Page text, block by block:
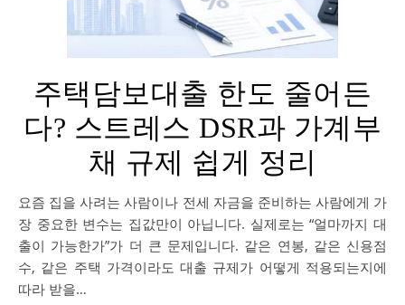
주택담보대출 한도 줄어든
다? 스트레스 DSR과 가계부
채 규제 쉽게 정리
요즘 집을 사려는 사람이나 전세 자금을 준비하는 사람에게 가
장 중요한 변수는 집값만이 아닙니다. 실제로는 “얼마까지 대
출이 가능한가”가 더 큰 문제입니다. 같은 연봉, 같은 신용점
수, 같은 주택 가격이라도 대출 규제가 어떻게 적용되는지에
따라 받을…